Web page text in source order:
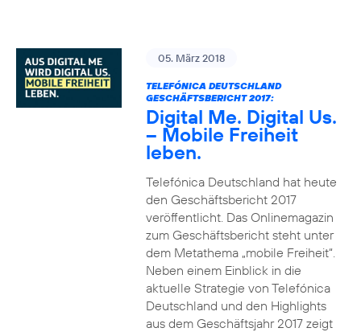
05. März 2018
TELEFÓNICA DEUTSCHLAND
GESCHÄFTSBERICHT 2017:
Digital Me. Digital Us.
– Mobile Freiheit
leben.
Telefónica Deutschland hat heute
den Geschäftsbericht 2017
veröffentlicht. Das Onlinemagazin
zum Geschäftsbericht steht unter
dem Metathema „mobile Freiheit“.
Neben einem Einblick in die
aktuelle Strategie von Telefónica
Deutschland und den Highlights
aus dem Geschäftsjahr 2017 zeigt